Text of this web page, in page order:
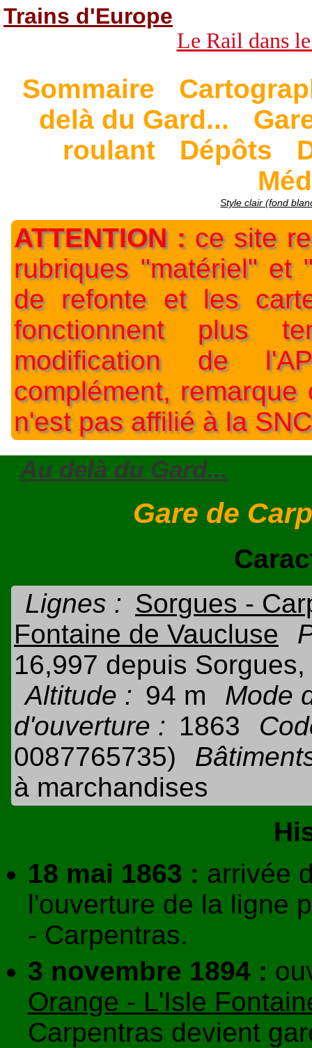
Trains d'Europe
Le Rail dans
Sommaire
delà du Gard...
roulant
Dépôts
Style clair (fond
ATTENTION :ce site
rubriques "matériel" et
de refonte et les
fonctionnent plus
modification de
complément,
n'est pas affilié à la
Au delà du Gard...
Gare de
Lignes : Sorgues -
Fontaine de Vaucluse
16,997 depuis
Altitude : 94 m
Mode
d'ouverture : 1863
0087765735)
à marchandises
18 mai 1863 : arrivée
l'ouverture de la ligne
- Carpentras.
3 novembre 1894 :
Orange - L'Isle
Carpentras devient